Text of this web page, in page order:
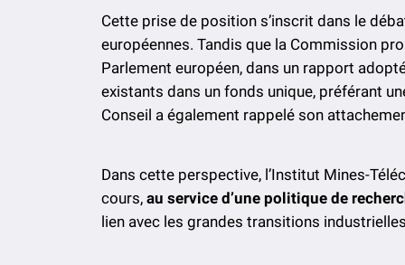
Cette prise de position s’inscrit dans le
européennes. Tandis que la Commission
Parlement européen, dans un rapport
existants dans un fonds unique, préférant
Conseil a également rappelé son
Dans cette perspective, l’Institut Mines-
cours, au service d’une politique de
lien avec les grandes transitions